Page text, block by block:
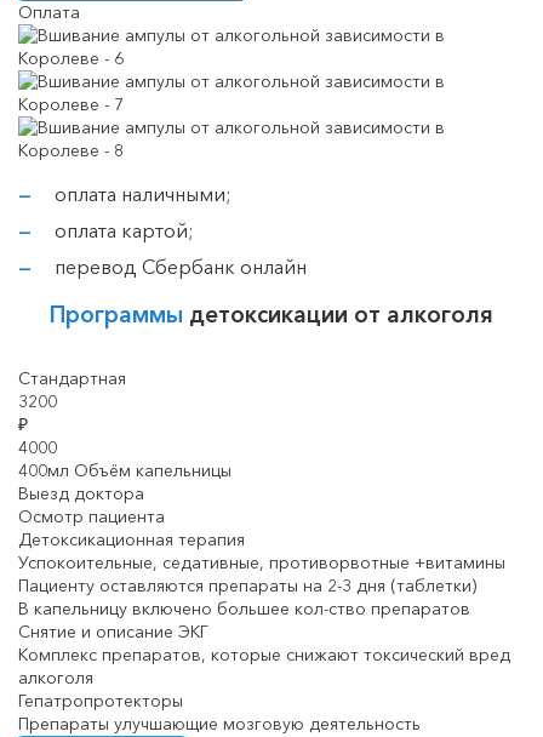
Оплата
оплата наличными;
оплата картой;
перевод Сбербанк онлайн
Программы детоксикации от алкоголя
Стандартная
3200
₽
4000
400мл Объём капельницы
Выезд доктора
Осмотр пациента
Детоксикационная терапия
Успокоительные, седативные, противорвотные +витамины
Пациенту оставляются препараты на 2-3 дня (таблетки)
В капельницу включено большее кол-ство препаратов
Снятие и описание ЭКГ
Комплекс препаратов, которые снижают токсический вред
алкоголя
Гепатропротекторы
Препараты улучшающие мозговую деятельность